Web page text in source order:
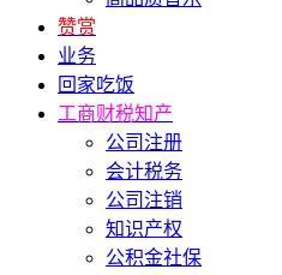
赞赏
业务
回家吃饭
工商财税知产
公司注册
会计税务
公司注销
知识产权
公积金社保